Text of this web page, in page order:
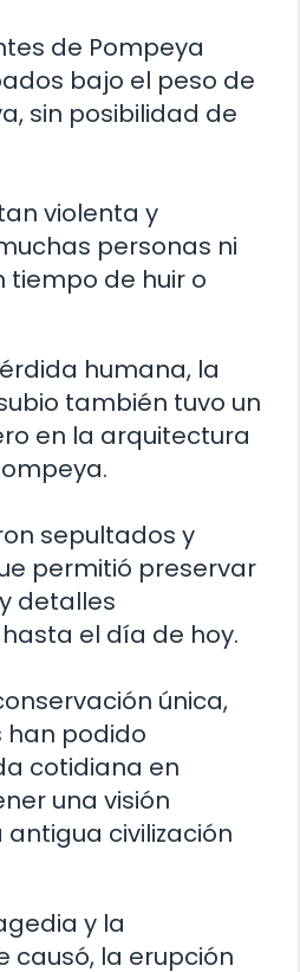
de Pompeya
bajo el peso de
sin posibilidad de
violenta y
personas ni
tiempo de huir o
humana, la
también tuvo un
en la arquitectura
sepultados y
permitió preservar
detalles
el día de hoy.
única,
han podido
cotidiana en
una visión
civilización
y la
causó, la erupción